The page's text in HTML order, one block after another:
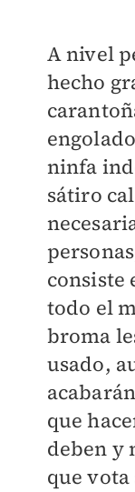
A nivel
hecho
ninfa
sátiro
consiste
todo el
broma
usado,
que
deben y
que vota